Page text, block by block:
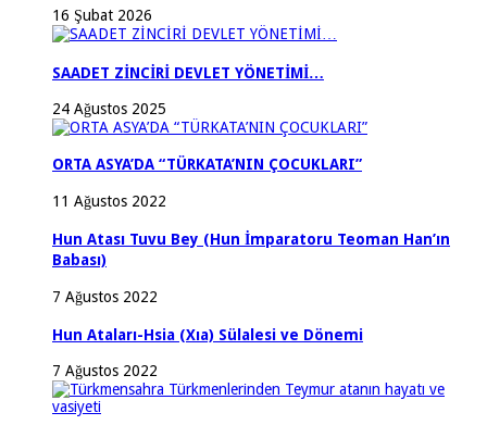
16 Şubat 2026
SAADET ZİNCİRİ DEVLET YÖNETİMİ…
24 Ağustos 2025
ORTA ASYA’DA “TÜRKATA’NIN ÇOCUKLARI”
11 Ağustos 2022
Hun Atası Tuvu Bey (Hun İmparatoru Teoman Han’ın
Babası)
7 Ağustos 2022
Hun Ataları-Hsia (Xıa) Sülalesi ve Dönemi
7 Ağustos 2022